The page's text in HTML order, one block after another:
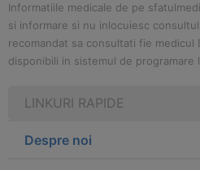
Informatiile medicale de pe
si informare si nu inlocuiesc
recomandat sa consultati fie medicul
disponibili in sistemul de programare
LINKURI RAPIDE
Despre noi